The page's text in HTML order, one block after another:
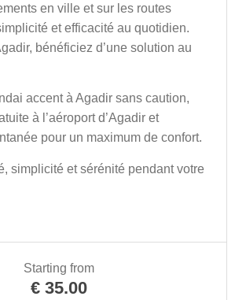
en ville et sur les routes
et efficacité au quotidien.
bénéficiez d’une solution au
accent à Agadir sans caution,
à l’aéroport d’Agadir et
pour un maximum de confort.
simplicité et sérénité pendant votre
Starting from
€ 35.00